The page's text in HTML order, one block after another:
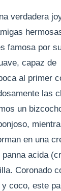
verdadera
famosa por
capaz de
al primer
las
un
en una
acida
Coronado
coco, este